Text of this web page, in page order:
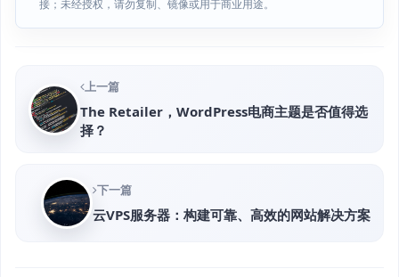
接；未经授权，请勿复制、镜像或用于商业用途。
上一篇
The Retailer，WordPress电商主题是否值得选
择？
下一篇
云VPS服务器：构建可靠、高效的网站解决方案